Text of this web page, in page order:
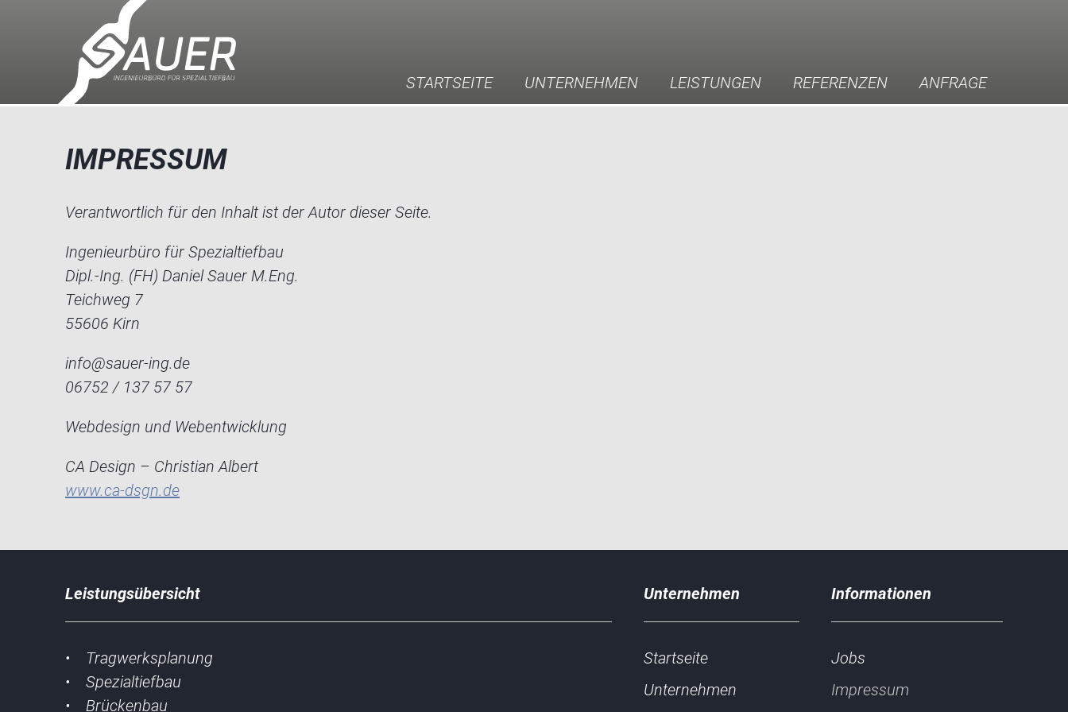
STARTSEITE UNTERNEHMEN LEISTUNGEN REFERENZEN ANFRAGE
IMPRESSUM
Verantwortlich für den Inhalt ist der Autor dieser Seite.
Ingenieurbüro für Spezialtiefbau
Dipl.-Ing. (FH) Daniel Sauer M.Eng.
Teichweg 7
55606 Kirn
info@sauer-ing.de
06752 / 137 57 57
Webdesign und Webentwicklung
CA Design – Christian Albert
www.ca-dsgn.de
Leistungsübersicht
• Tragwerksplanung
• Spezialtiefbau
• Brückenbau
Unternehmen
Startseite
Unternehmen
Jobs
Impressum